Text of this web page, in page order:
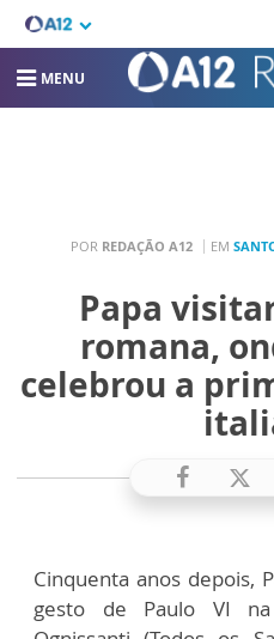
MENU
POR REDAÇÃO A12 EM
Papa
romana,
celebrou a
Cinquenta anos depois,
gesto de Paulo VI